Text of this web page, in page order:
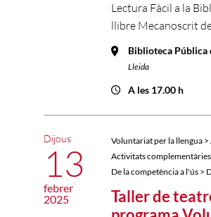
Lectura Fàcil a la
llibre Mecanoscrit
Biblioteca Pública
Lleida
A les 17.00 h
Voluntariat per la llengua
Activitats
De la competència a l'ús >
Taller de
Dijous
13
febrer
2025